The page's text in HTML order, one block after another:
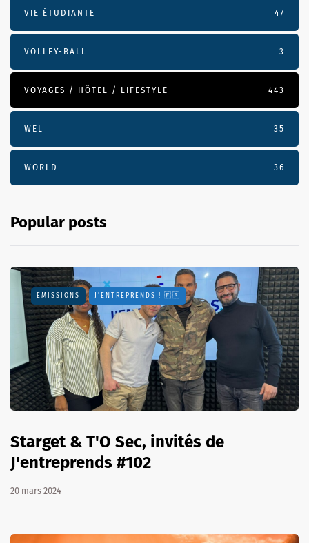
VIE ÉTUDIANTE 47
VOLLEY-BALL 3
VOYAGES / HÔTEL / LIFESTYLE 443
WEL 35
WORLD 36
Popular posts
EMISSIONS J'ENTREPRENDS ! 🇫🇷
Starget & T'O Sec, invités de
J'entreprends #102
20 mars 2024